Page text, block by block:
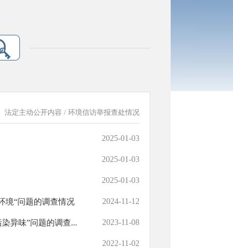
法定主动公开内容 / 环境信访举报查处情况
2025-01-03
2025-01-03
2025-01-03
境“问题的调查情况 2024-11-12
异味”问题的调查... 2023-11-08
2022-11-02